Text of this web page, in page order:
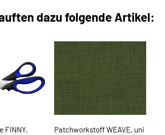
dazu folgende Artikel:
FINNY,
Patchworkstoff WEAVE, uni